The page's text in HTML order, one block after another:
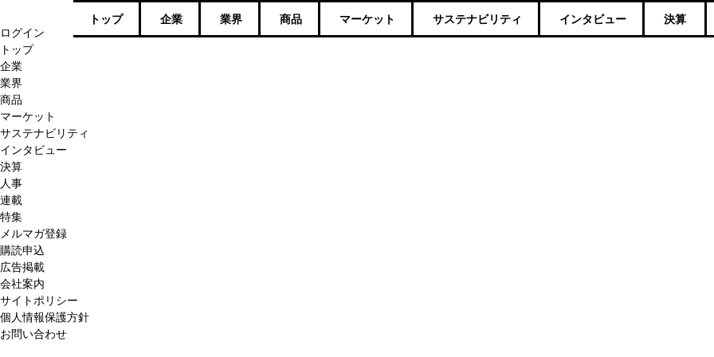
ログイン
トップ
企業
業界
商品
マーケット
サステナビリティ
インタビュー
決算
人事
連載
特集
メルマガ登録
購読申込
広告掲載
会社案内
サイトポリシー
個人情報保護方針
お問い合わせ
トップ 企業 業界 商品 マーケット サステナビリティ インタビュー 決算